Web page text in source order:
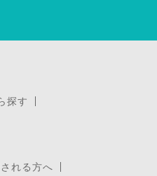
探す
れる方へ